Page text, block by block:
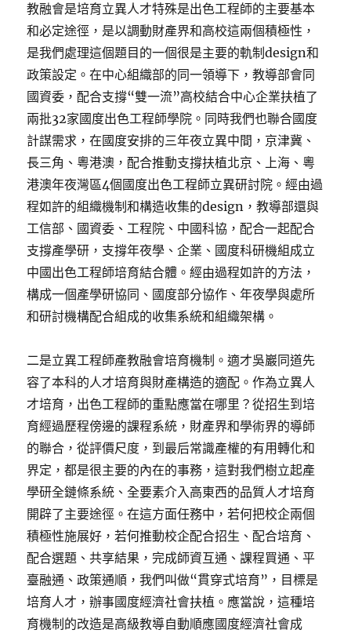
教融會是培育立異人才特殊是出色工程師的主要基本
和必定途徑，是以調動財產界和高校這兩個積極性，
是我們處理這個題目的一個很是主要的軌制design和
政策設定。在中心組織部的同一領導下，教導部會同
國資委，配合支撐“雙一流”高校結合中心企業扶植了
兩批32家國度出色工程師學院。同時我們也聯合國度
計謀需求，在國度安排的三年夜立異中間，京津冀、
長三角、粵港澳，配合推動支撐扶植北京、上海、粵
港澳年夜灣區4個國度出色工程師立異研討院。經由過
程如許的組織機制和構造收集的design，教導部還與
工信部、國資委、工程院、中國科協，配合一起配合
支撐產學研，支撐年夜學、企業、國度科研機組成立
中國出色工程師培育結合體。經由過程如許的方法，
構成一個產學研協同、國度部分協作、年夜學與處所
和研討機構配合組成的收集系統和組織架構。
二是立異工程師產教融會培育機制。適才吳巖同道先
容了本科的人才培育與財產構造的適配。作為立異人
才培育，出色工程師的重點應當在哪里？從招生到培
育經過歷程傍邊的課程系統，財產界和學術界的導師
的聯合，從評價尺度，到最后常識產權的有用轉化和
界定，都是很主要的內在的事務，這對我們樹立起產
學研全鏈條系統、全要素介入高東西的品質人才培育
開辟了主要途徑。在這方面任務中，若何把校企兩個
積極性施展好，若何推動校企配合招生、配合培育、
配合選題、共享結果，完成師資互通、課程買通、平
臺融通、政策通順，我們叫做“貫穿式培育”，目標是
培育人才，辦事國度經濟社會扶植。應當說，這種培
育機制的改造是高級教導自動順應國度經濟社會成